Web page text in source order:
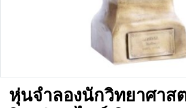
หุ่นจำลองนักวิทยาศาส